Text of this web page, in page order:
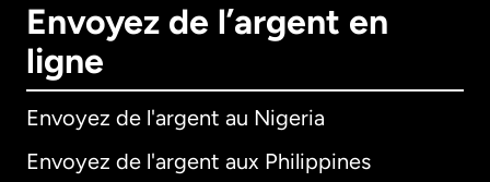
Envoyez de l’argent en
ligne
Envoyez de l'argent au Nigeria
Envoyez de l'argent aux Philippines